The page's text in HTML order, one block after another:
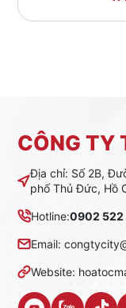
CÔNG TY
Địa chỉ: Số 2B,
phố Thủ Đức, Hồ
Hotline:0902 522
Email:
Website: